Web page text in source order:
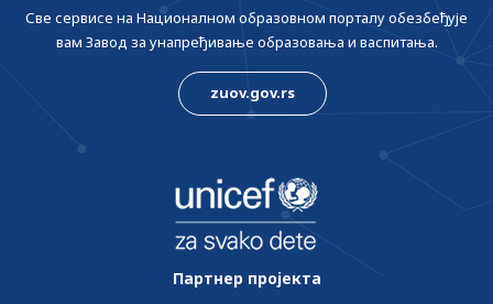
Све сервисе на Националном образовном порталу обезбеђује
вам Завод за унапређивање образовања и васпитања.
zuov.gov.rs
Партнер пројекта